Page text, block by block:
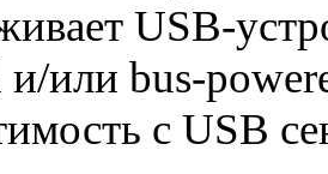
USB-
и/или bus-
с USB